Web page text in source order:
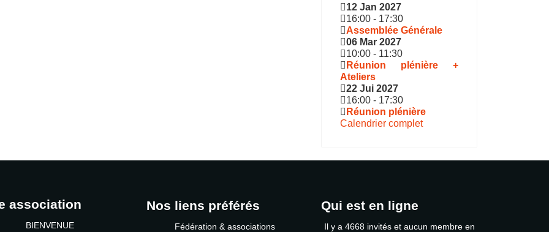
12 Jan 2027
16:00 - 17:30
Assemblée Générale
06 Mar 2027
10:00 - 11:30
Réunion plénière +
Ateliers
22 Jui 2027
16:00 - 17:30
Réunion plénière
Calendrier complet
association
BIENVENUE
Nos liens préférés
Fédération & associations
Qui est en ligne
Il y a 4668 invités et aucun membre en